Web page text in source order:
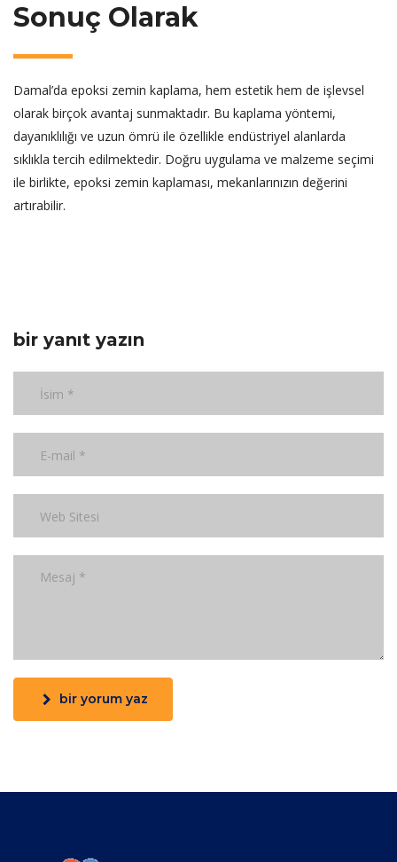
Sonuç Olarak
Damal’da epoksi zemin kaplama, hem estetik hem de işlevsel
olarak birçok avantaj sunmaktadır. Bu kaplama yöntemi,
dayanıklılığı ve uzun ömrü ile özellikle endüstriyel alanlarda
sıklıkla tercih edilmektedir. Doğru uygulama ve malzeme seçimi
ile birlikte, epoksi zemin kaplaması, mekanlarınızın değerini
artırabilir.
bir yanıt yazın
bir yorum yaz